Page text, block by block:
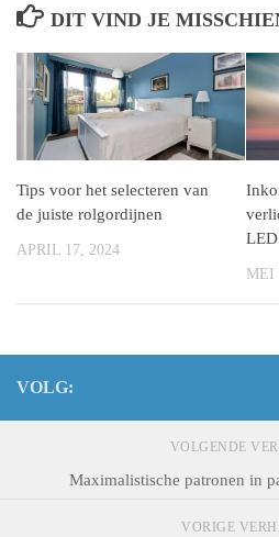
DIT VIND JE
Tips voor het selecteren van
de juiste rolgordijnen
APRIL 17, 2024
LED
MEI
VOLG:
VOLGENDE
Maximalistische patronen in
VORIGE